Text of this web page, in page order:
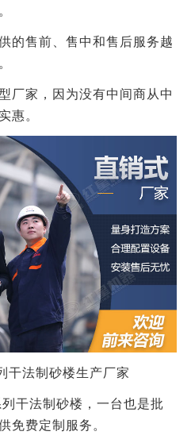
的售前、售中和售后服务越
厂家，因为没有中间商从中
惠。
干法制砂楼生产厂家
干法制砂楼，一台也是批
免费定制服务。